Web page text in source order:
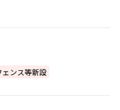
ェンス等新設